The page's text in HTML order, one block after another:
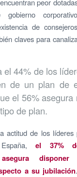
gobierno
de
claves para
el 44% de los
de un plan de
el 56% asegura
de plan.
actitud de los líderes
el 37%
asegura
a su jubilación